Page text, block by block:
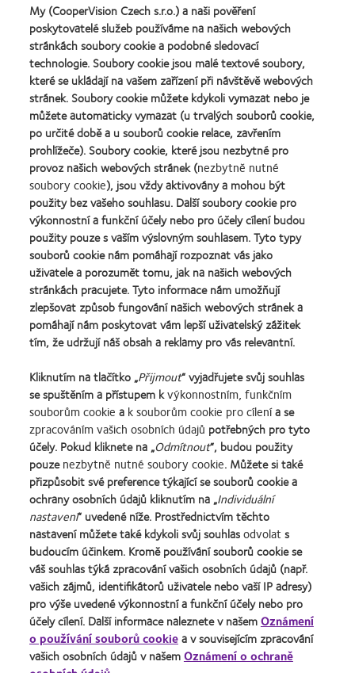
Learn
more
about
Cena
Silmo
d’Or
nejlepší
výrobek
pro
čočky
MyDay™
(2013)
Learn
more
about
Kontaktní
čočky
roku
(2013)
Learn
more
about
Nejlepší
společnosti
pro
vedoucí
pracovníky
roku
2012
a
2010
(2012)
Learn
more
about
Cena
o
nejlepší
závod
roku
2011
(2011)
Learn
more
about
Cena
Wealth
of
health
2011
(2011)
Learn
more
about
Cena
ODMA
2011
(2011)
Learn
more
about
Cena
REBRAND
100®
Global
Award
rok
2012
(2012)
Naše výrobky
Kontaktujte nás
Informace o souborech cookie
Ochrana osobních údajů
Podmínky poskytování služeb
Pravidla zasílání komentářů
Uživatel
Správa nastavení souhlasu
Přihlásit se
Česká Republika (Czech Republic)
My (CooperVision Czech s.r.o.) a naši pověření
poskytovatelé služeb používáme na našich webových
stránkách soubory cookie a podobné sledovací
technologie. Soubory cookie jsou malé textové soubory,
které se ukládají na vašem zařízení při návštěvě webových
stránek. Soubory cookie můžete kdykoli vymazat nebo je
můžete automaticky vymazat (u trvalých souborů cookie,
po určité době a u souborů cookie relace, zavřením
prohlížeče). Soubory cookie, které jsou nezbytné pro
provoz našich webových stránek (nezbytně nutné
soubory cookie), jsou vždy aktivovány a mohou být
použity bez vašeho souhlasu. Další soubory cookie pro
výkonnostní a funkční účely nebo pro účely cílení budou
použity pouze s vaším výslovným souhlasem. Tyto typy
souborů cookie nám pomáhají rozpoznat vás jako
uživatele a porozumět tomu, jak na našich webových
stránkách pracujete. Tyto informace nám umožňují
zlepšovat způsob fungování našich webových stránek a
pomáhají nám poskytovat vám lepší uživatelský zážitek
tím, že udržují náš obsah a reklamy pro vás relevantní.
Kliknutím na tlačítko „Přijmout“ vyjadřujete svůj souhlas
se spuštěním a přístupem kvýkonnostním, funkčním
souborům cookie a k souborům cookie pro cílenía se
zpracováním vašich osobních údajů potřebných pro tyto
účely. Pokud kliknete na „Odmítnout“, budou použity
pouzenezbytně nutné soubory cookie. Můžete si také
přizpůsobit své preference týkající se souborů cookie a
ochrany osobních údajů kliknutím na „Individuální
nastavení“ uvedené níže. Prostřednictvím těchto
nastavení můžete také kdykoli svůj souhlasodvolat s
budoucím účinkem. Kromě používání souborů cookie se
váš souhlas týká zpracování vašich osobních údajů (např.
vašich zájmů, identifikátorů uživatele nebo vaší IP adresy)
pro výše uvedené výkonnostní a funkční účely nebo pro
účely cílení. Další informace naleznete v našemOznámení
o používání souborů cookiea v souvisejícím zpracování
vašich osobních údajů v našemOznámení o ochraně